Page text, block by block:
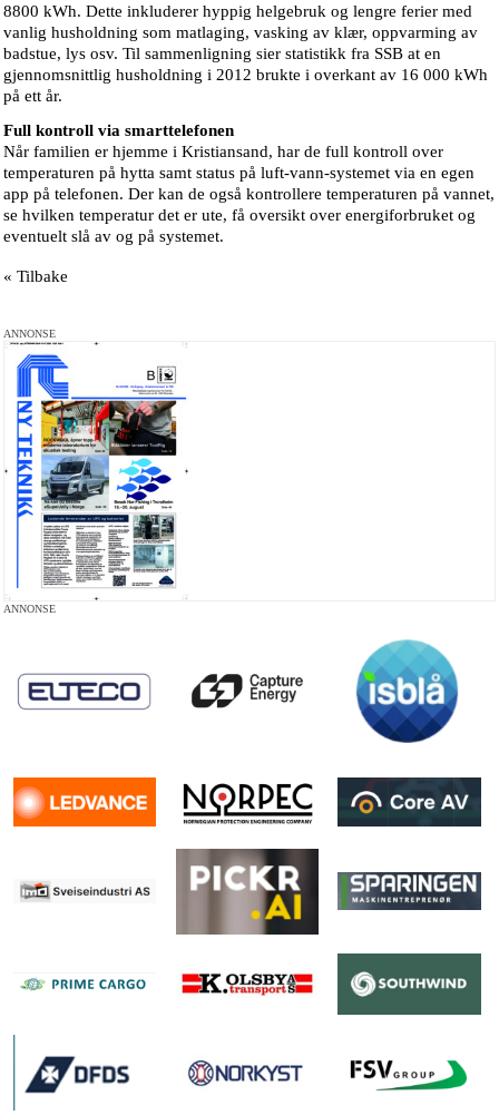
8800 kWh. Dette inkluderer hyppig helgebruk og lengre ferier med
vanlig husholdning som matlaging, vasking av klær, oppvarming av
badstue, lys osv. Til sammenligning sier statistikk fra SSB at en
gjennomsnittlig husholdning i 2012 brukte i overkant av 16 000 kWh
på ett år.
Full kontroll via smarttelefonen
Når familien er hjemme i Kristiansand, har de full kontroll over
temperaturen på hytta samt status på luft-vann-systemet via en egen
app på telefonen. Der kan de også kontrollere temperaturen på vannet,
se hvilken temperatur det er ute, få oversikt over energiforbruket og
eventuelt slå av og på systemet.
« Tilbake
ANNONSE
ANNONSE